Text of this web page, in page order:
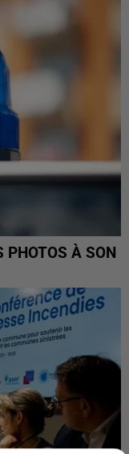
PHOTOS À SON